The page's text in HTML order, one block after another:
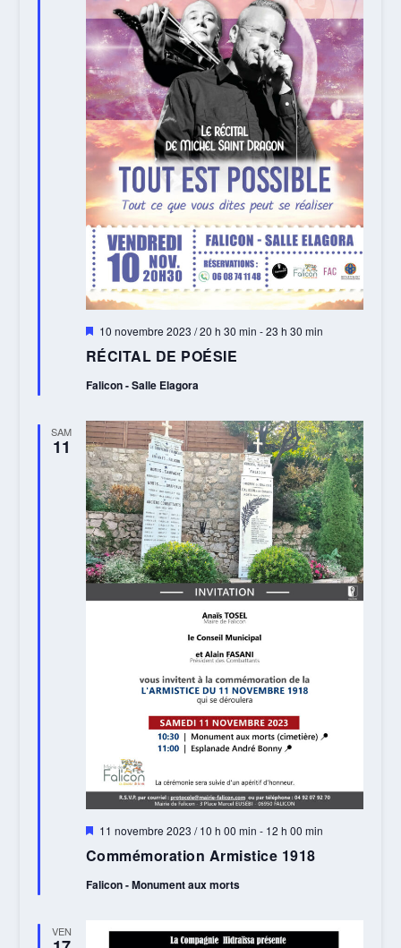
RÉCITAL DE POÉSIE
Mis
avant
10 novembre 2023 / 20 h 30 min -23 h 30 min
Falicon - Salle Elagora
SAM
11
Commémoration Armistice 1918
Mis
avant
11 novembre 2023 / 10 h 00 min - 12 h 00 min
Falicon - Monument aux morts
VEN